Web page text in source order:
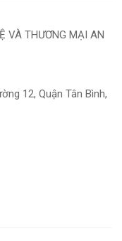
VÀ THƯƠNG MẠI AN
12, Quận Tân Bình,